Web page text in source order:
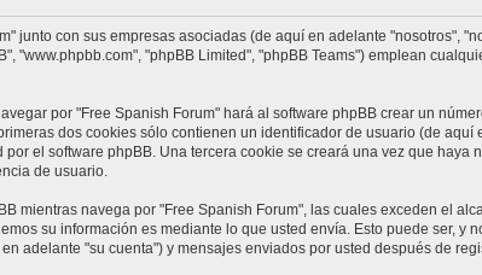
junto con sus empresas asociadas (de aquí en adelante "nosotros",
"www.phpbb.com", "phpBB Limited", "phpBB Teams") emplean
por "Free Spanish Forum" hará al software phpBB crear un
dos cookies sólo contienen un identificador de usuario (de
el software phpBB. Una tercera cookie se creará una vez que
de usuario.
mientras navega por "Free Spanish Forum", las cuales exceden el
su información es mediante lo que usted envía. Esto puede ser,
adelante "su cuenta") y mensajes enviados por usted después de